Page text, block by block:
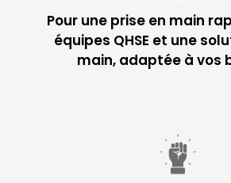
Pour une prise en main
équipes QHSE et une
main, adaptée à vos